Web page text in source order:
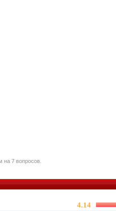
на 7 вопросов.
4.14